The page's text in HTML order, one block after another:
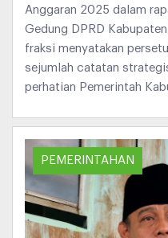
Anggaran 2025 dalam
Gedung DPRD
fraksi menyatakan
sejumlah catatan
perhatian Pemerintah
PEMERINTAHAN